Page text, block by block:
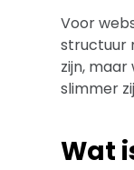
Voor
structuur
zijn,
slimmer
Wat